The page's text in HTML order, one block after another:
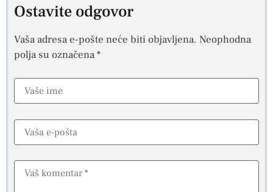
Ostavite odgovor
Vaša adresa e-pošte neće biti objavljena. Neophodna
polja su označena*